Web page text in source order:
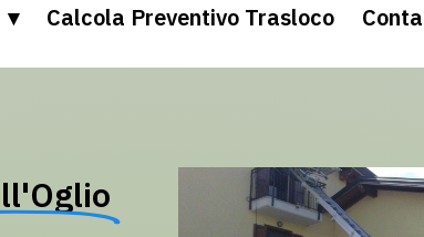
Calcola Preventivo Trasloco